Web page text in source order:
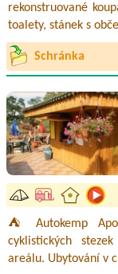
rekonstruované
toalety, stánek s
Schránka
⛺ Autokemp
cyklistických
areálu. Ubytování v